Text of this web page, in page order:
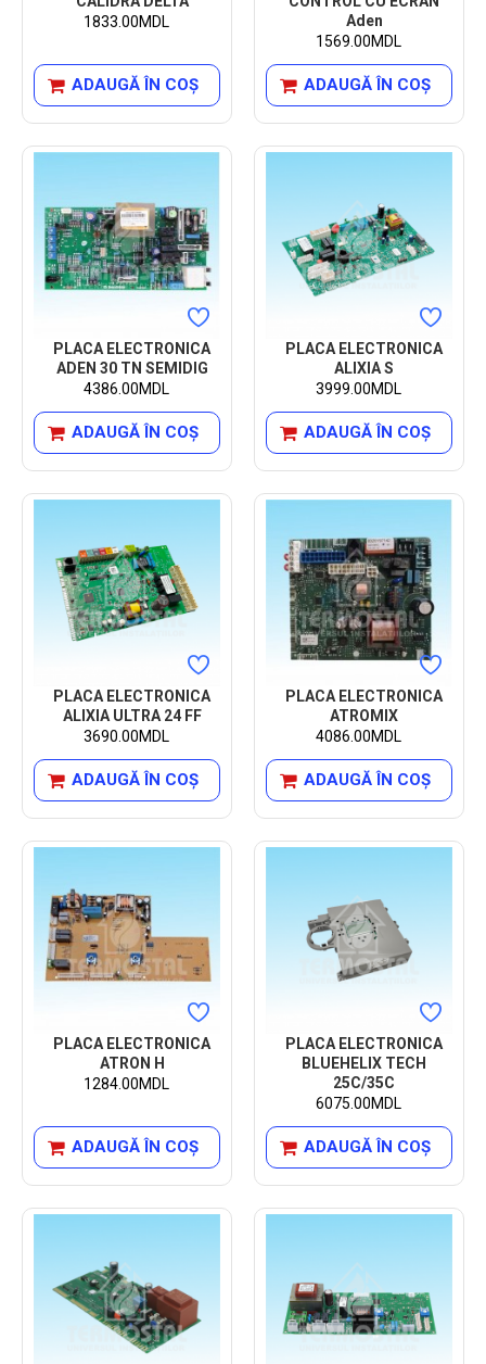
1833.00MDL
ADAUGĂ ÎN COŞ
Aden
1569.00MDL
ADAUGĂ ÎN COŞ
PLACA ELECTRONICA
ADEN 30 TN SEMIDIG
4386.00MDL
ADAUGĂ ÎN COŞ
PLACA ELECTRONICA
ALIXIA S
3999.00MDL
ADAUGĂ ÎN COŞ
PLACA ELECTRONICA
ALIXIA ULTRA 24 FF
3690.00MDL
ADAUGĂ ÎN COŞ
PLACA ELECTRONICA
ATROMIX
4086.00MDL
ADAUGĂ ÎN COŞ
PLACA ELECTRONICA
ATRON H
1284.00MDL
ADAUGĂ ÎN COŞ
PLACA ELECTRONICA
BLUEHELIX TECH
25C/35C
6075.00MDL
ADAUGĂ ÎN COŞ